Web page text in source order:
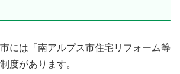
には「南アルプス市住宅リフォーム等
度があります。